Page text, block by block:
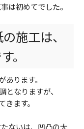
は初めてでした。
施工は、
。
ります。
なりますが、
ます。
ないは、凹凸の大